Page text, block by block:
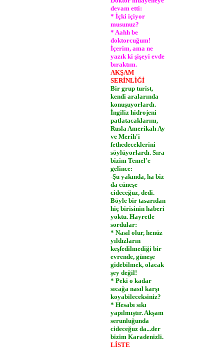
devam etti:
* İçki içiyor
musunuz?
* Aahh be
doktorcuğum!
İçerim, ama ne
yazık ki şişeyi evde
bıraktım.
AKŞAM
SERİNLİĞİ
Bir grup turist,
kendi aralarında
konuşuyorlardı.
İngiliz hidrojeni
patlatacaklarını,
Rusla Amerikalı Ay
ve Merih'i
fethedeceklerini
söylüyorlardı. Sıra
bizim Temel'e
gelince:
-Şu yakında, ha biz
da cüneşe
cideceğuz, dedi.
Böyle bir tasarıdan
hiç birisinin haberi
yoktu. Hayretle
sordular:
* Nasıl olur, henüz
yıldızların
keşfedilmediği bir
evrende, güneşe
gidebilmek, olacak
şey değil!
* Peki o kadar
sıcağa nasıl karşı
koyabileceksiniz?
* Hesabı sıkı
yapılmıştır. Akşam
serunluğunda
cideceğuz da...der
bizim Karadenizli.
LİSTE